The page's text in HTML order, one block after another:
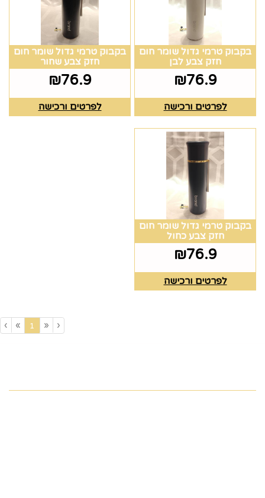
בקבוק טרמי גדול שומר חום
חזק צבע לבן
₪76.9
לפרטים ורכישה
בקבוק טרמי גדול שומר חום
חזק צבע שחור
₪76.9
לפרטים ורכישה
בקבוק טרמי גדול שומר חום
חזק צבע כחול
₪76.9
לפרטים ורכישה
‹
«
1
»
›